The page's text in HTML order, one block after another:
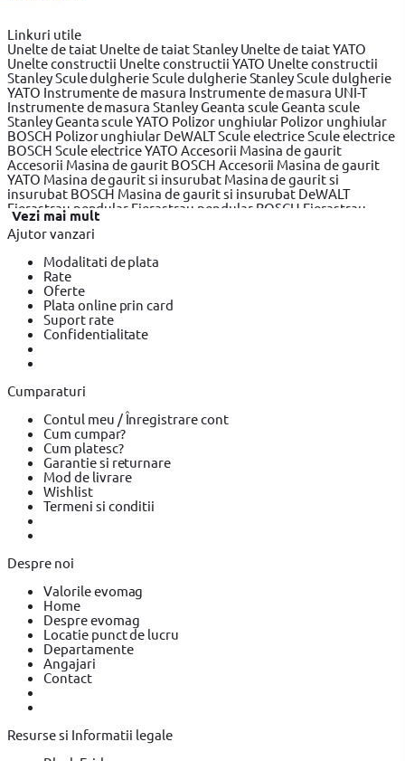
Linkuri utile
Unelte de taiat Unelte de taiat Stanley Unelte de taiat YATO
Unelte constructii Unelte constructii YATO Unelte constructii
StanleyScule dulgherieScule dulgherie StanleyScule dulgherie
YATO Instrumente de masura Instrumente de masura UNI-T
Instrumente de masura StanleyGeanta sculeGeanta scule
StanleyGeanta scule YATO Polizor unghiular Polizor unghiular
BOSCH Polizor unghiular DeWALTScule electriceScule electrice
BOSCH Scule electrice YATO Accesorii Masina de gaurit
Accesorii Masina de gaurit BOSCH Accesorii Masina de gaurit
YATO Masina de gaurit si insurubat Masina de gaurit si
insurubat BOSCH Masina de gaurit si insurubat DeWALT
Fierastrau pendular Fierastrau pendular BOSCH Fierastrau
pendular Makita
Fierastrau circular DeWALT
electric BOSCHSlefuitor electric YATO
de frezat BOSCH
electrica BOSCH
Suflanta aer cald YATOSuflanta aer cald BOSCH
compactoare & Ciocan demolator
demolator BOSCHPlaci compactoare & Ciocan demolator
Makita
Accesorii scule electrice YATO
Trafaleti YATO
protectie YATO
Echipamente de protectie Makita
Bricolaj OEMBricolaj CynelSurubelnita electrica
electrica BOSCHSurubelnita electrica Heinner
Vezi mai mult
Ajutor vanzari
Modalitati de plata
Rate
Oferte
Plata online prin card
Suport rate
Confidentialitate
Cumparaturi
Contul meu / Înregistrare cont
Cum cumpar?
Cum platesc?
Garantie si returnare
Mod de livrare
Wishlist
Termeni si conditii
Despre noi
Valorile evomag
Home
Despre evomag
Locatie punct de lucru
Departamente
Angajari
Contact
Resurse si Informatii legale